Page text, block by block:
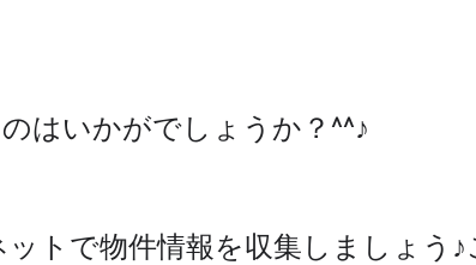
はいかがでしょうか？^^♪
ットで物件情報を収集しましょう♪